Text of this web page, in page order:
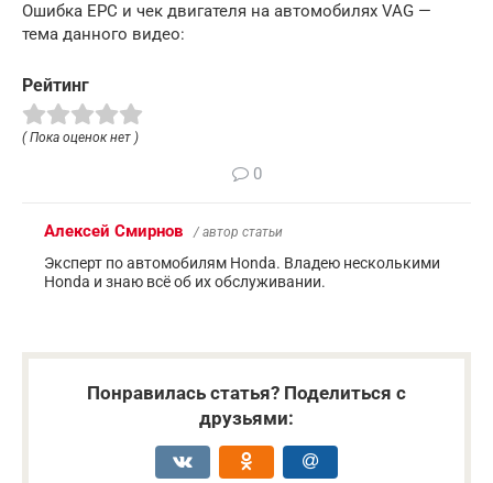
Ошибка EPC и чек двигателя на автомобилях VAG —
тема данного видео:
Рейтинг
( Пока оценок нет )
0
Алексей Смирнов / автор статьи
Эксперт по автомобилям Honda. Владею несколькими
Honda и знаю всё об их обслуживании.
Понравилась статья? Поделиться с
друзьями: